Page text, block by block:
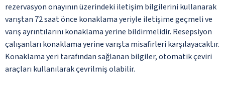
rezervasyon onayının üzerindeki iletişim bilgilerini kullanarak
varıştan 72 saat önce konaklama yeriyle iletişime geçmeli ve
varış ayrıntılarını konaklama yerine bildirmelidir. Resepsiyon
çalışanları konaklama yerine varışta misafirleri karşılayacaktır.
Konaklama yeri tarafından sağlanan bilgiler, otomatik çeviri
araçları kullanılarak çevrilmiş olabilir.